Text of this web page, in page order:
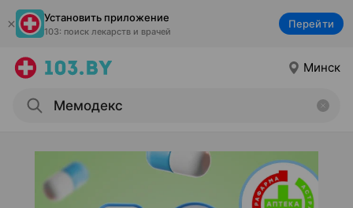
Установить приложение
103: поиск лекарств и врачей
Перейти
Минск